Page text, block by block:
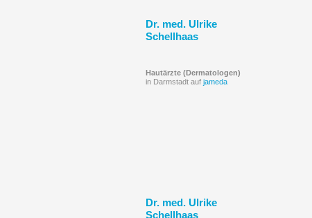
Dr. med. Ulrike
Schellhaas
Hautärzte (Dermatologen)
in Darmstadt aufjameda
Dr. med. Ulrike
Schellhaas